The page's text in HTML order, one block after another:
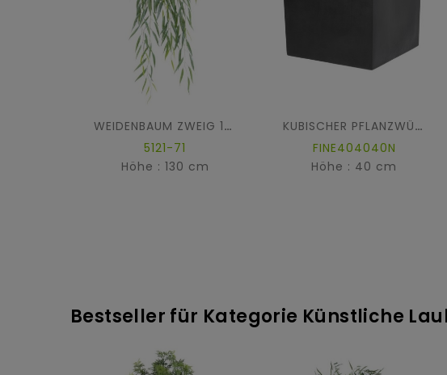
WEIDENBAUM ZWEIG 130
5121-71
Höhe : 130 cm
KUBISCHER PFLANZWÜRFEL FIBER
FINE404040N
Höhe : 40 cm
Bestseller für Kategorie Künstliche